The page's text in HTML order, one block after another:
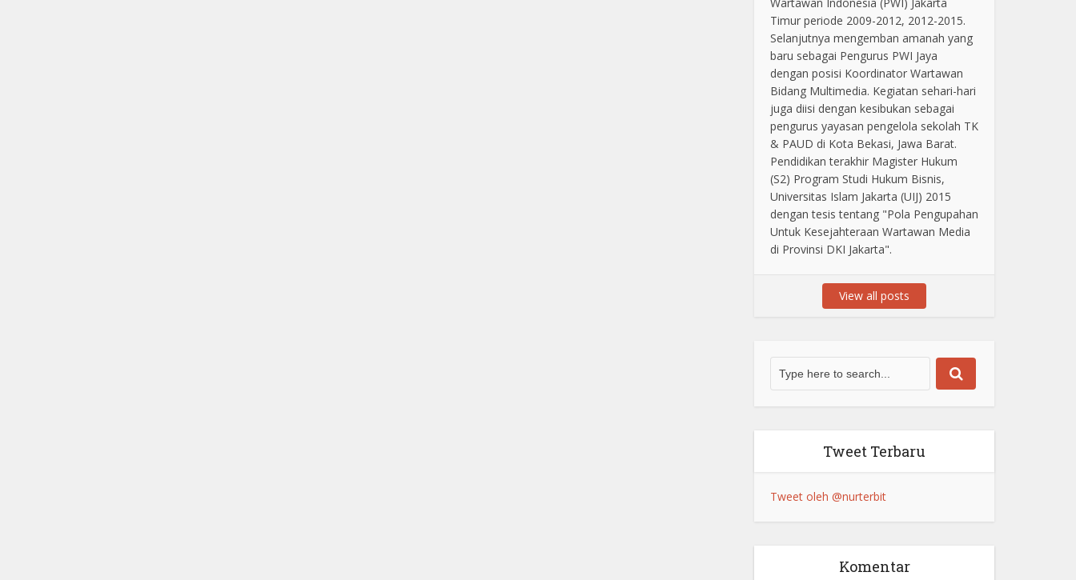
Timur periode 2009-2012, 2012-2015.
Selanjutnya mengemban amanah yang
baru sebagai Pengurus PWI Jaya
dengan posisi Koordinator Wartawan
Bidang Multimedia. Kegiatan sehari-hari
juga diisi dengan kesibukan sebagai
pengurus yayasan pengelola sekolah TK
& PAUD di Kota Bekasi, Jawa Barat.
Pendidikan terakhir Magister Hukum
(S2) Program Studi Hukum Bisnis,
Universitas Islam Jakarta (UIJ) 2015
dengan tesis tentang "Pola Pengupahan
Untuk Kesejahteraan Wartawan Media
di Provinsi DKI Jakarta".
View all posts
Tweet Terbaru
Tweet oleh @nurterbit
Komentar